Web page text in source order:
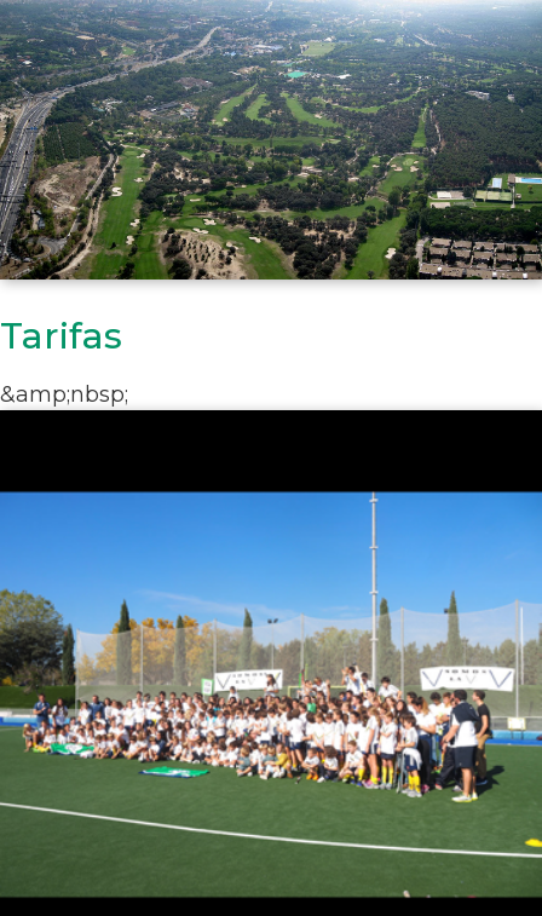
Tarifas
&amp;nbsp;